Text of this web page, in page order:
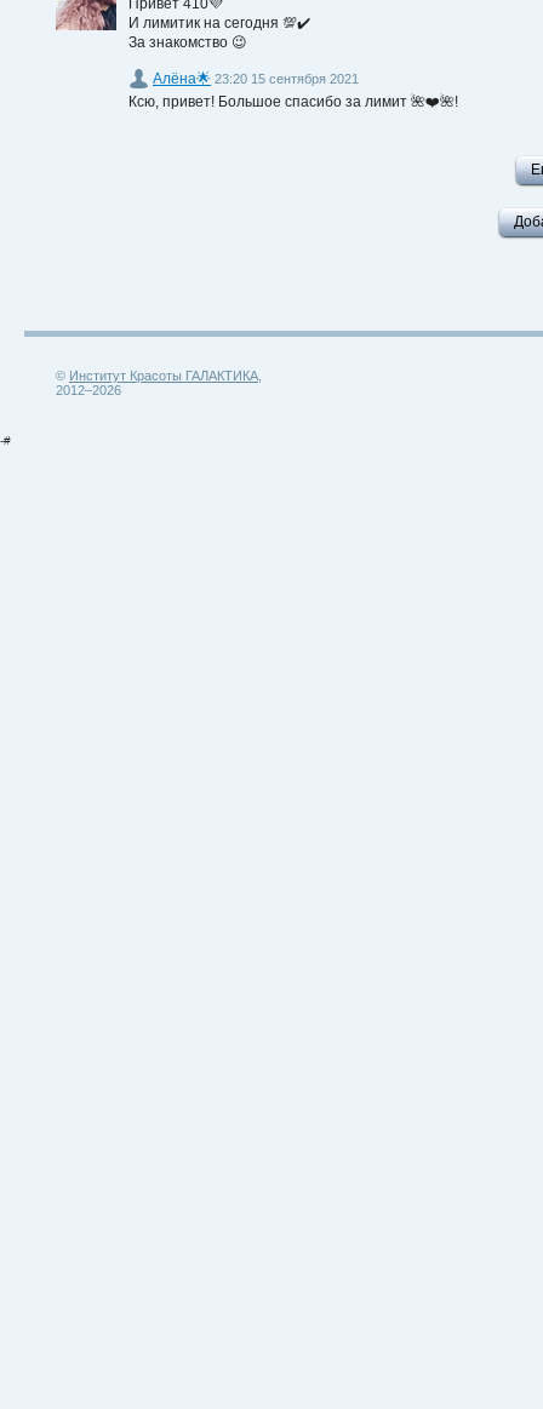
И лимитик на сегодня 💯✔️
За знакомство 😉
Алёна🌟 23:20 15 сентября 2021
Ксю, привет! Большое спасибо за лимит 🌺❤️🌺!
© Институт Красоты ГАЛАКТИКА
2012–2026
-#